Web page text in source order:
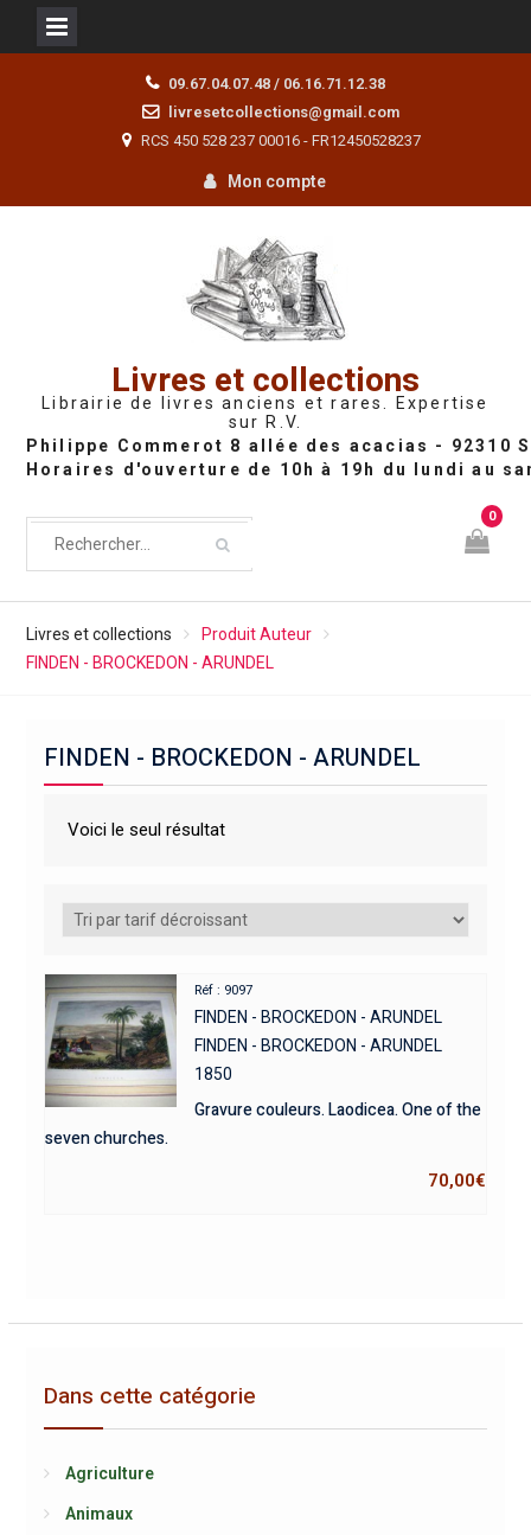
09.67.04.07.48 / 06.16.71.12.38
livresetcollections@gmail.com
RCS 450 528 237 00016 - FR12450528237
Mon compte
Livres et collections
Librairie de livres anciens et rares. Expertise
sur R.V.
0
Livres et collections
Produit Auteur
FINDEN - BROCKEDON - ARUNDEL
FINDEN - BROCKEDON - ARUNDEL
Voici le seul résultat
Réf : 9097
FINDEN - BROCKEDON - ARUNDEL
FINDEN - BROCKEDON - ARUNDEL
1850
Gravure couleurs. Laodicea. One of the
seven churches.
70,00€
Dans cette catégorie
Agriculture
Animaux